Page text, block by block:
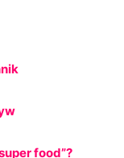
food”?